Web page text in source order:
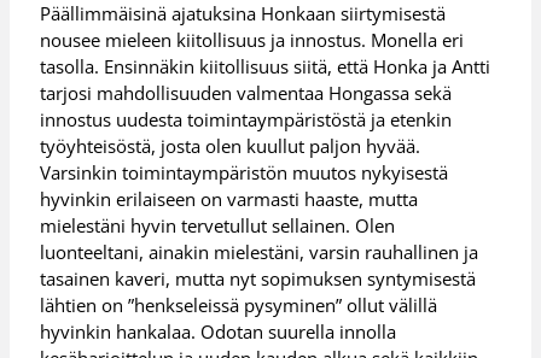
Päällimmäisinä ajatuksina Honkaan siirtymisestä
nousee mieleen kiitollisuus ja innostus. Monella eri
tasolla. Ensinnäkin kiitollisuus siitä, että Honka ja Antti
tarjosi mahdollisuuden valmentaa Hongassa sekä
innostus uudesta toimintaympäristöstä ja etenkin
työyhteisöstä, josta olen kuullut paljon hyvää.
Varsinkin toimintaympäristön muutos nykyisestä
hyvinkin erilaiseen on varmasti haaste, mutta
mielestäni hyvin tervetullut sellainen. Olen
luonteeltani, ainakin mielestäni, varsin rauhallinen ja
tasainen kaveri, mutta nyt sopimuksen syntymisestä
lähtien on ”henkseleissä pysyminen” ollut välillä
hyvinkin hankalaa. Odotan suurella innolla